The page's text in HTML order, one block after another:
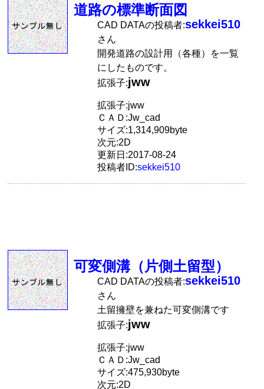
道路の標準断面図
CAD DATAの投稿者:sekkei510
さん
開発道路の設計用（各種）を一覧
にしたものです。
拡張子:jww
拡張子:jww
ＣＡＤ:Jw_cad
サイズ:1,314,909byte
次元:2D
更新日:2017-08-24
投稿者ID:sekkei510
可変側溝（片側土留型）
CAD DATAの投稿者:sekkei510
さん
土留擁壁を兼ねた可変側溝です
拡張子:jww
拡張子:jww
ＣＡＤ:Jw_cad
サイズ:475,930byte
次元:2D